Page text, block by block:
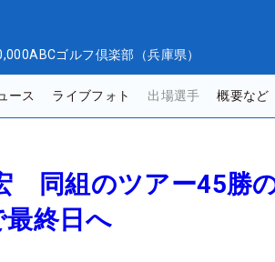
ABCゴルフ倶楽部（兵庫県）
ース ライブフォト 出場選手 概要など
同組のツアー45勝
終日へ